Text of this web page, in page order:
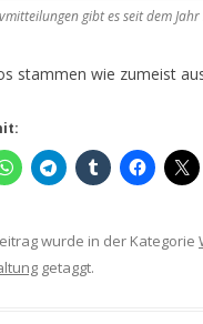
gibt es seit dem
stammen wie zumeist
wurde in der Kategorie
getaggt.